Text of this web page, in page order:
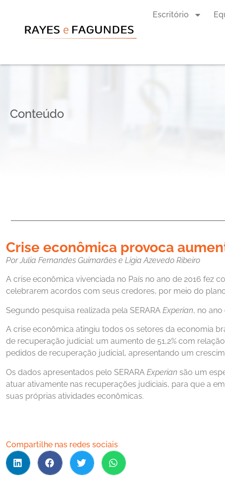
Escritório
Conteúdo
Crise econômica provoca
Por Julia Fernandes Guimarães e Ligia Azevedo Ribeiro
A crise econômica vivenciada no País no ano de 2016 fez
celebrarem acordos com seus credores, por meio do
Segundo pesquisa realizada pela SERARA Experian, no
A crise econômica atingiu todos os setores da economia
de recuperação judicial: um aumento de 51,2% com
pedidos de recuperação judicial, apresentando um
Os dados apresentados pelo SERARA Experian são um
atuar ativamente nas recuperações judiciais, para que a
suas próprias atividades econômicas.
Compartilhe nas redes sociais